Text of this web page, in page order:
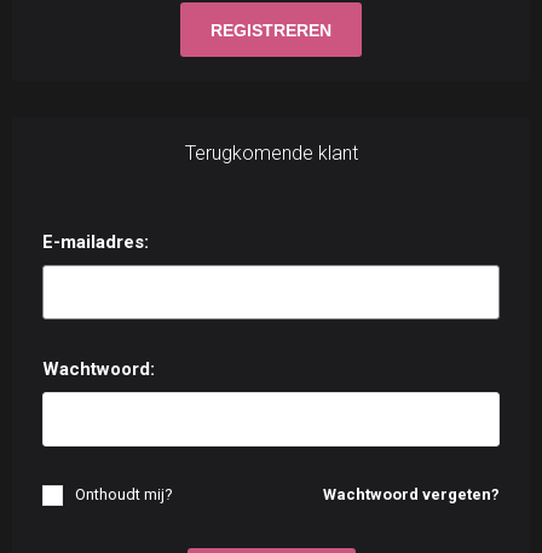
Terugkomende klant
E-mailadres:
Wachtwoord:
Wachtwoord vergeten?
Onthoudt mij?